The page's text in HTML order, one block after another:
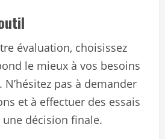
évaluation, choisissez
le mieux à vos besoins
pas à demander
et à effectuer des essais
décision finale.